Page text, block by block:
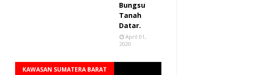
Bungsu
Tanah
Datar.
April 01,
2020
KAWASAN SUMATERA BARAT